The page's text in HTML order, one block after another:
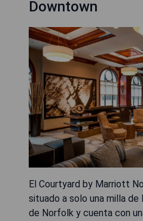
Downtown
El Courtyard by Marriott
situado a solo una milla de
de Norfolk y cuenta con